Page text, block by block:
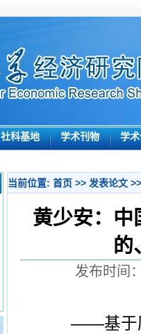
社科基地 学术刊物 学
当前位置: 首页 >> 发表论文
黄少安：
的
发布时间
——基于